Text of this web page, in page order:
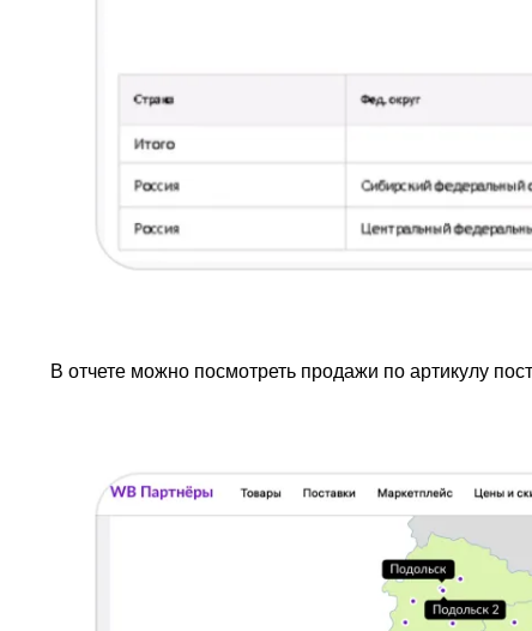
В отчете можно посмотреть продажи по артикулу